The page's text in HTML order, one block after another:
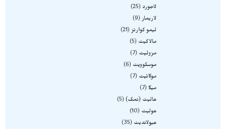
لاجورد
25
لاریمار 9
لیمو کوارتز 21
مالاکیت
5
مزولیت
7
موسکوویت
6
موکائیت
7
میکا
7
هالیت (نمک) 5
هولیت
10
هیولاندیت
35